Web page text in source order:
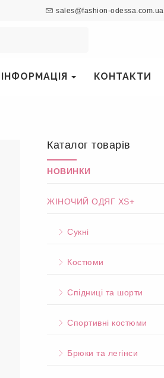
sales@fashion-odessa.com.ua
ІНФОРМАЦІЯ КОНТАКТИ
Каталог товарів
НОВИНКИ
ЖІНОЧИЙ ОДЯГ XS+
Сукні
Костюми
Спідниці та шорти
Спортивні костюми
Брюки та легінси